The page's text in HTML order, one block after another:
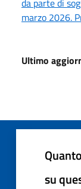
da parte di
marzo 2026.
Ultimo
su